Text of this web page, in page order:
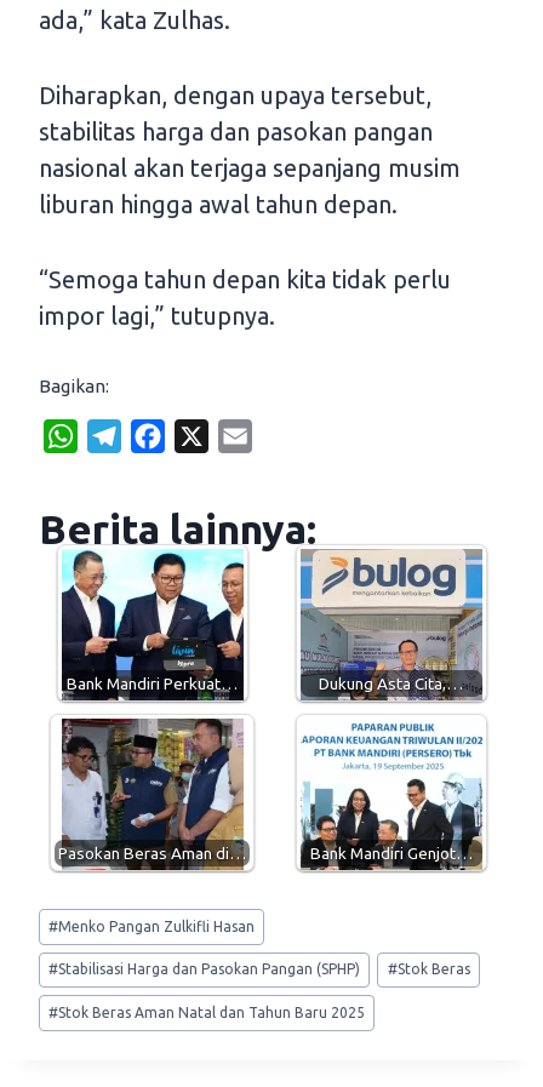
ada,” kata Zulhas.
Diharapkan, dengan upaya tersebut,
stabilitas harga dan pasokan pangan
nasional akan terjaga sepanjang musim
liburan hingga awal tahun depan.
“Semoga tahun depan kita tidak perlu
impor lagi,” tutupnya.
Bagikan:
W
t
s
A
p
e
r
a
m
e
b
o
o
k
i
Berita lainnya:
Bank Mandiri Perkuat… Dukung Asta Cita,…
Pasokan Beras Aman di… Bank Mandiri Genjot…
Post
Tags:
#Menko Pangan Zulkifli Hasan
#Stabilisasi Harga dan Pasokan Pangan (SPHP) #Stok Beras
#Stok Beras Aman Natal dan Tahun Baru 2025